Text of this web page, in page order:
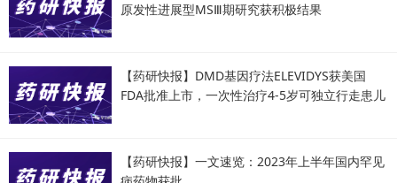
原发性进展型MSⅢ期研究获积极结果
【药研快报】DMD基因疗法ELEVIDYS获美国
FDA批准上市，一次性治疗4-5岁可独立行走患儿
【药研快报】一文速览：2023年上半年国内罕见